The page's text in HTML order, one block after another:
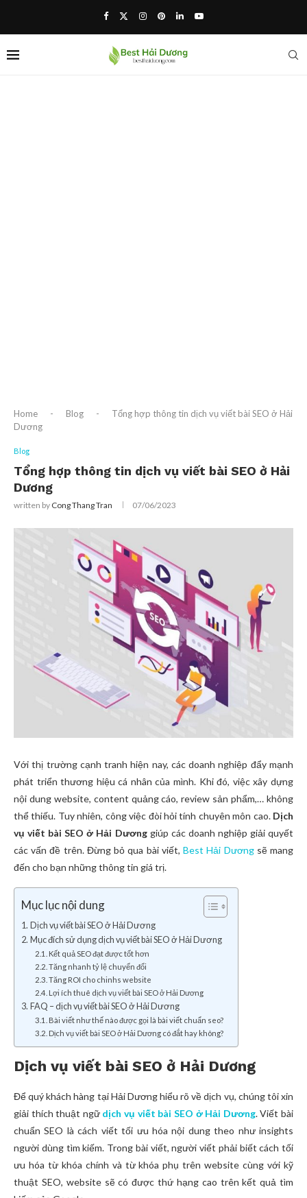
Home - Blog -
Tổng hợp thông tin dịch vụ viết bài SEO ở Hải
Dương
Blog
Tổng hợp thông tin dịch vụ viết bài SEO ở Hải
Dương
written by Cong Thang Tran 07/06/2023
Với thị trường cạnh tranh hiện nay, các doanh nghiệp đẩy mạnh
phát triển thương hiệu cá nhân của mình. Khi đó, việc xây dựng
nội dung website, content quảng cáo, review sản phẩm,… không
thể thiếu. Tuy nhiên, công việc đòi hỏi tính chuyên môn cao. Dịch
vụ viết bài SEO ở Hải Dươnggiúp các doanh nghiệp giải quyết
các vấn đề trên. Đừng bỏ qua bài viết,Best Hải Dươngsẽ mang
đến cho bạn những thông tin giá trị.
Mục lục nội dung
Dịch vụ viết bài SEO ở Hải Dương
Mục đích sử dụng dịch vụ viết bài SEO ở Hải Dương
Kết quả SEO đạt được tốt hơn
Tăng nhanh tỷ lệ chuyển đổi
Tăng ROI cho chinhs website
Lợi ích thuê dịch vụ viết bài SEO ở Hải Dương
FAQ – dịch vụ viết bài SEO ở Hải Dương
Bài viết như thế nào được gọi là bài viết chuẩn seo?
Dịch vụ viết bài SEO ở Hải Dương có đắt hay không?
Dịch vụ viết bài SEO ở Hải Dương
Để quý khách hàng tại Hải Dương hiểu rõ về dịch vụ, chúng tôi xin
giải thích thuật ngữ dịch vụ viết bài SEO ở Hải Dương. Viết bài
chuẩn SEO là cách viết tối ưu hóa nội dung theo như insights
người dùng tìm kiếm. Trong bài viết, người viết phải biết cách tối
ưu hóa từ khóa chính và từ khóa phụ trên website cùng với kỹ
thuật SEO, website sẽ có được thứ hạng cao trên kết quả tìm